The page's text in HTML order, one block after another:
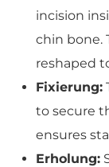
incision
chin bone.
reshaped
Fixierung:
to secure
ensures
Erholung: